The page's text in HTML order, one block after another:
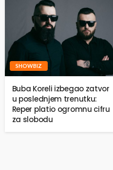
SHOWBIZ
Buba Koreli izbegao zatvor
u poslednjem trenutku:
Reper platio ogromnu cifru
za slobodu